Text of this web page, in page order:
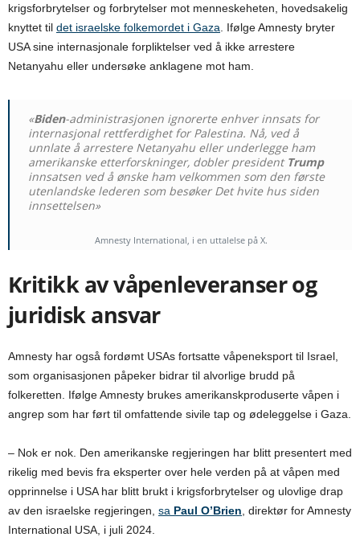
krigsforbrytelser og forbrytelser mot menneskeheten, hovedsakelig
knyttet til det israelske folkemordet i Gaza . Ifølge Amnesty bryter
USA sine internasjonale forpliktelser ved å ikke arrestere
Netanyahu eller undersøke anklagene mot ham.
«Biden-administrasjonen ignorerte enhver innsats for
internasjonal rettferdighet for Palestina. Nå, ved å
unnlate å arrestere Netanyahu eller underlegge ham
amerikanske etterforskninger, dobler president Trump
innsatsen ved å ønske ham velkommen som den første
utenlandske lederen som besøker Det hvite hus siden
innsettelsen»
Amnesty International, i en uttalelse på X.
Kritikk av våpenleveranser og
juridisk ansvar
Amnesty har også fordømt USAs fortsatte våpeneksport til Israel,
som organisasjonen påpeker bidrar til alvorlige brudd på
folkeretten. Ifølge Amnesty brukes amerikanskproduserte våpen i
angrep som har ført til omfattende sivile tap og ødeleggelse i Gaza.
– Nok er nok. Den amerikanske regjeringen har blitt presentert med
rikelig med bevis fra eksperter over hele verden på at våpen med
opprinnelse i USA har blitt brukt i krigsforbrytelser og ulovlige drap
av den israelske regjeringen, sa Paul O’Brien , direktør for Amnesty
International USA, i juli 2024.